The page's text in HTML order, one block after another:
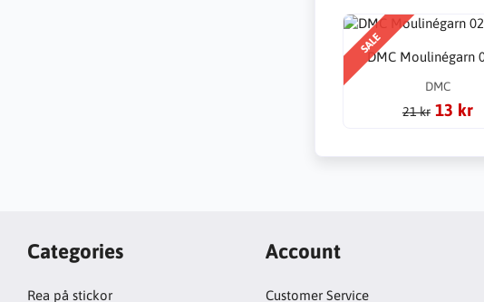
SALE
DMC Moulinégarn
DMC
21 kr 13 kr
Categories
Rea på stickor
Account
Customer Service